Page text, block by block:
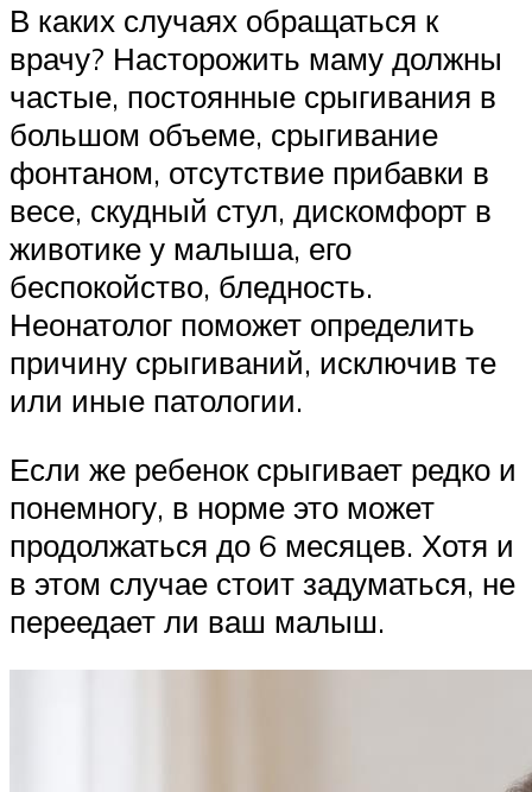
В каких случаях обращаться к
врачу? Насторожить маму должны
частые, постоянные срыгивания в
большом объеме, срыгивание
фонтаном, отсутствие прибавки в
весе, скудный стул, дискомфорт в
животике у малыша, его
беспокойство, бледность.
Неонатолог поможет определить
причину срыгиваний, исключив те
или иные патологии.
Если же ребенок срыгивает редко и
понемногу, в норме это может
продолжаться до 6 месяцев. Хотя и
в этом случае стоит задуматься, не
переедает ли ваш малыш.